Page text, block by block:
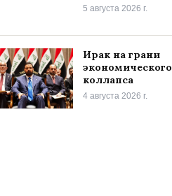
5 августа 2026 г.
Ирак на грани
экономического
коллапса
4 августа 2026 г.